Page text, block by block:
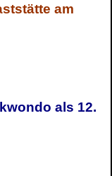
am
als 12.